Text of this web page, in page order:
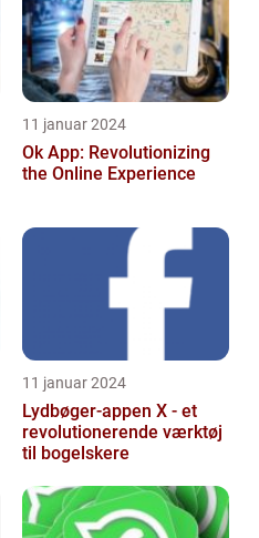
11 januar 2024
Ok App: Revolutionizing
the Online Experience
11 januar 2024
Lydbøger-appen X - et
revolutionerende værktøj
til bogelskere